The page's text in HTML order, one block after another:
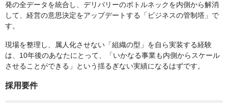
発の全データを統合し、デリバリーのボトルネックを内側から解消
して、経営の意思決定をアップデートする「ビジネスの管制塔」で
す。
現場を整理し、属人化させない「組織の型」を自ら実装する経験
は、10年後のあなたにとって、「いかなる事業も内側からスケール
させることができる」という揺るぎない実績になるはずです。
採用要件